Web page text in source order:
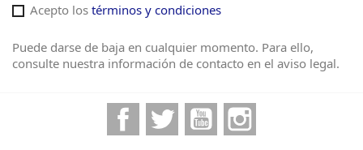
Acepto los términos y condiciones
Puede darse de baja en cualquier momento. Para ello,
consulte nuestra información de contacto en el aviso legal.
FacebookTwitter YouTube